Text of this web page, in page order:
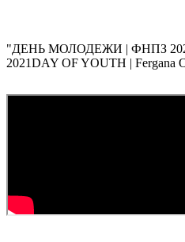
"ДЕНЬ МОЛОДЕЖИ | ФНПЗ
2021DAY OF YOUTH | Fergana